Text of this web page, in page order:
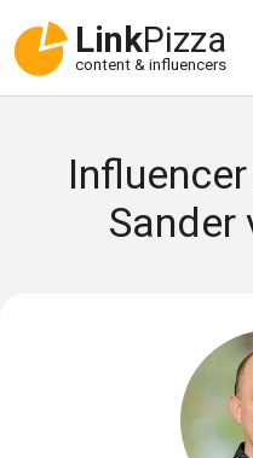
LinkPizza
content & influencers
Sander